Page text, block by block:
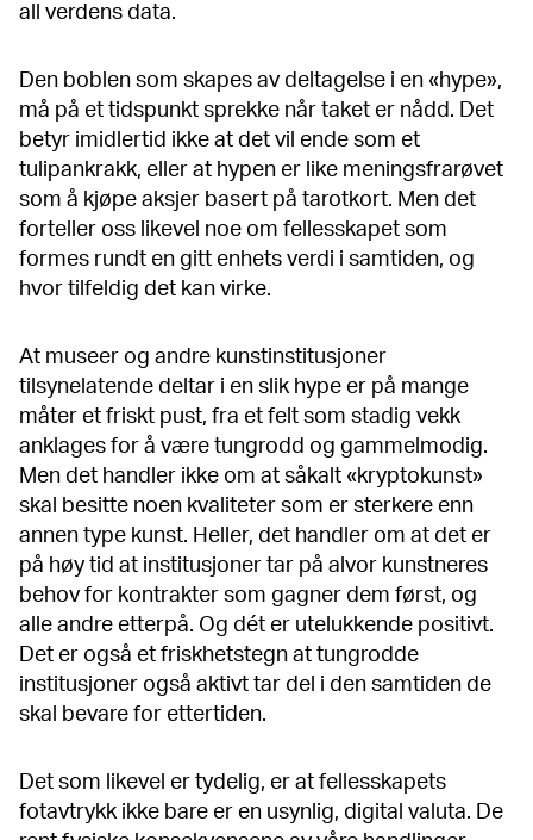
all verdens data.
Den boblen som skapes av deltagelse i en «hype»,
må på et tidspunkt sprekke når taket er nådd. Det
betyr imidlertid ikke at det vil ende som et
tulipankrakk, eller at hypen er like meningsfrarøvet
som å kjøpe aksjer basert på tarotkort. Men det
forteller oss likevel noe om fellesskapet som
formes rundt en gitt enhets verdi i samtiden, og
hvor tilfeldig det kan virke.
At museer og andre kunstinstitusjoner
tilsynelatende deltar i en slik hype er på mange
måter et friskt pust, fra et felt som stadig vekk
anklages for å være tungrodd og gammelmodig.
Men det handler ikke om at såkalt «kryptokunst»
skal besitte noen kvaliteter som er sterkere enn
annen type kunst. Heller, det handler om at det er
på høy tid at institusjoner tar på alvor kunstneres
behov for kontrakter som gagner dem først, og
alle andre etterpå. Og dét er utelukkende positivt.
Det er også et friskhetstegn at tungrodde
institusjoner også aktivt tar del i den samtiden de
skal bevare for ettertiden.
Det som likevel er tydelig, er at fellesskapets
fotavtrykk ikke bare er en usynlig, digital valuta. De